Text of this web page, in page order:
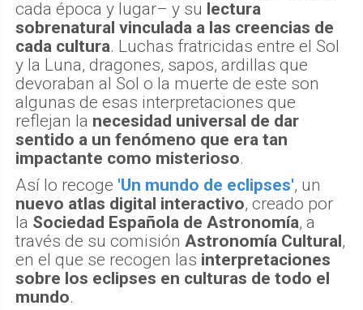
cada época y lugar– y su lectura
sobrenatural vinculada a las creencias de
cada cultura. Luchas fratricidas entre el Sol
y la Luna, dragones, sapos, ardillas que
devoraban al Sol o la muerte de este son
algunas de esas interpretaciones que
reflejan la necesidad universal de dar
sentido a un fenómeno que era tan
impactante como misterioso.
Así lo recoge 'Un mundo de eclipses', un
nuevo atlas digital interactivo, creado por
la Sociedad Española de Astronomía, a
través de su comisión Astronomía Cultural,
en el que se recogen las interpretaciones
sobre los eclipses en culturas de todo el
mundo.